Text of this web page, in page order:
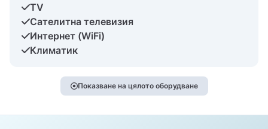
TV
Сателитна телевизия
Интернет (WiFi)
Климатик
Показване на цялото оборудване